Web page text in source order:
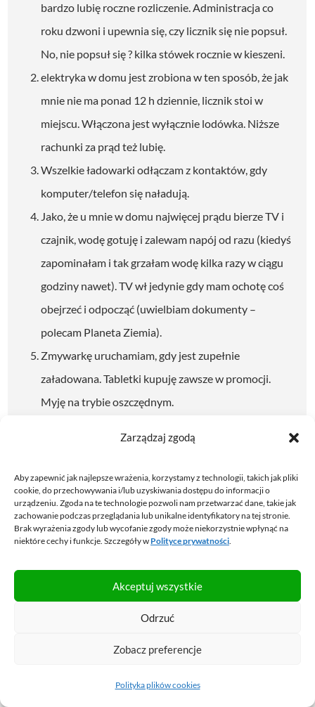
Zarządzaj zgodą
Aby zapewnić jak najlepsze wrażenia, korzystamy z technologii, takich jak pliki
cookie, do przechowywania i/lub uzyskiwania dostępu do informacji o
urządzeniu. Zgoda na te technologie pozwoli nam przetwarzać dane, takie jak
zachowanie podczas przeglądania lub unikalne identyfikatory na tej stronie.
Brak wyrażenia zgody lub wycofanie zgody może niekorzystnie wpłynąć na
niektóre cechy i funkcje. Szczegóły w Polityce prywatności.
Akceptuj wszystkie
Odrzuć
Zobacz preferencje
Polityka plików cookies
bardzo lubię roczne rozliczenie. Administracja co
roku dzwoni i upewnia się, czy licznik się nie popsuł.
No, nie popsuł się ? kilka stówek rocznie w kieszeni.
elektryka w domu jest zrobiona w ten sposób, że jak
mnie nie ma ponad 12 h dziennie, licznik stoi w
miejscu. Włączona jest wyłącznie lodówka. Niższe
rachunki za prąd też lubię.
Wszelkie ładowarki odłączam z kontaktów, gdy
komputer/telefon się naładują.
Jako, że u mnie w domu najwięcej prądu bierze TV i
czajnik, wodę gotuję i zalewam napój od razu (kiedyś
zapominałam i tak grzałam wodę kilka razy w ciągu
godziny nawet). TV wł jedynie gdy mam ochotę coś
obejrzeć i odpocząć (uwielbiam dokumenty –
polecam Planeta Ziemia).
Zmywarkę uruchamiam, gdy jest zupełnie
załadowana. Tabletki kupuję zawsze w promocji.
Myję na trybie oszczędnym.
promocji.
Wszelkie sprzęty w domu posiadam najwyższej klasy
energetycznej. Raz a porządny sprzęt, na lata.
Podczas wyboru cena jest dla mnie najmniej ważnym
Żarówki wymienione wszystkie na energooszczędne
poprzedni wciąż działa. Wycinacie ten wydatek.
Rachunek za telefon na 100zł? Zapomnijcie,